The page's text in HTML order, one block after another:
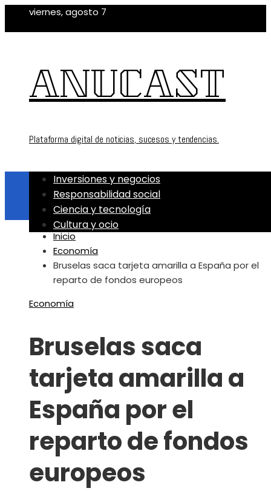
viernes, agosto 7
ANUCAST
Plataforma digital de noticias, sucesos y tendencias.
Inversiones y negocios
Responsabilidad social
Ciencia y tecnología
Cultura y ocio
Inicio
Economía
Bruselas saca tarjeta amarilla a España por el
reparto de fondos europeos
Economía
Bruselas saca
tarjeta amarilla a
España por el
reparto de fondos
europeos